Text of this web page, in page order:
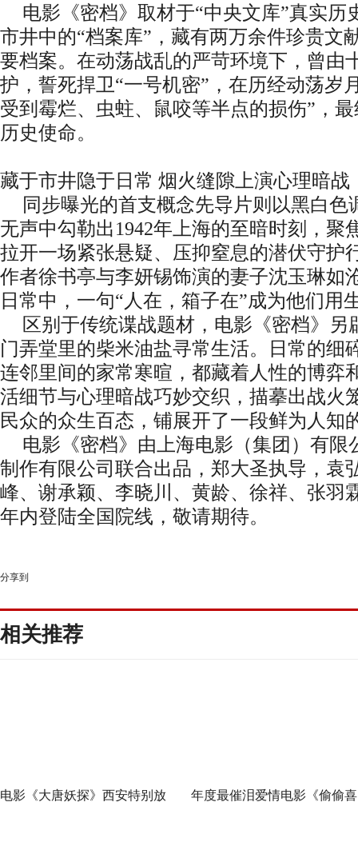
电影《密档》取材于“中央文库”真实历
市井中的“档案库”，藏有两万余件珍贵文
要档案。在动荡战乱的严苛环境下，曾由
护，誓死捍卫“一号机密”，在历经动荡岁
受到霉烂、虫蛀、鼠咬等半点的损伤”，
历史使命。
藏于市井隐于日常 烟火缝隙上演心理暗战
同步曝光的首支概念先导片则以黑白
无声中勾勒出1942年上海的至暗时刻，聚
拉开一场紧张悬疑、压抑窒息的潜伏守护
作者徐书亭与李妍锡饰演的妻子沈玉琳如
日常中，一句“人在，箱子在”成为他们用
区别于传统谍战题材，电影《密档》
门弄堂里的柴米油盐寻常生活。日常的细
连邻里间的家常寒暄，都藏着人性的博弈
活细节与心理暗战巧妙交织，描摹出战火
民众的众生百态，铺展开了一段鲜为人知
电影《密档》由上海电影（集团）有限
制作有限公司联合出品，郑大圣执导，袁
峰、谢承颖、李晓川、黄龄、徐祥、张羽
年内登陆全国院线，敬请期待。
分享到
相关推荐
电影《大唐妖探》西安特别放 年度最催泪爱情电影《偷偷喜